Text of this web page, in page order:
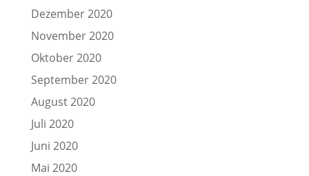
Dezember 2020
November 2020
Oktober 2020
September 2020
August 2020
Juli 2020
Juni 2020
Mai 2020